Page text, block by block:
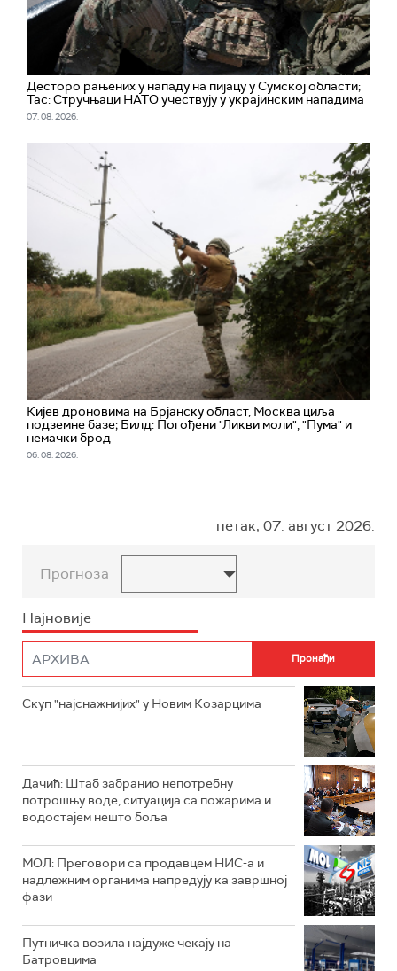
Десторо рањених у нападу на пијацу у Сумској области;
Тас: Стручњаци НАТО учествују у украјинским нападима
07. 08. 2026.
Кијев дроновима на Брјанску област, Москва циља
подземне базе; Билд: Погођени "Ликви моли", "Пума" и
немачки брод
06. 08. 2026.
петак, 07. август 2026.
Прогноза
Најновије
Скуп "најснажнијих" у Новим Козарцима
Дачић: Штаб забранио непотребну
потрошњу воде, ситуација са пожарима и
водостајем нешто боља
МОЛ: Преговори са продавцем НИС-а и
надлежним органима напредују ка завршној
фази
Путничка возила најдуже чекају на
Батровцима